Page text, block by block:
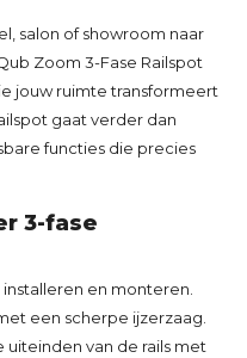
salon of showroom naar
Zoom 3-Fase Railspot
jouw ruimte transformeert
gaat verder dan
functies die precies
3-fase
en monteren.
een scherpe ijzerzaag.
uiteinden van de rails met